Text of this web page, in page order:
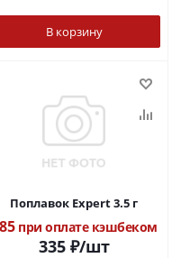
В корзину
Поплавок Expert 3.5 г
при оплате кэшбеком
335₽/шт